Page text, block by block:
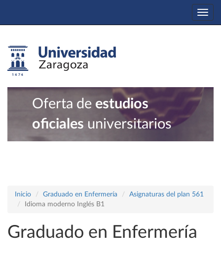
Oferta de estudios
oficiales universitarios
Inicio Graduado en Enfermería
Asignaturas del plan 561
Idioma moderno Inglés B1
Graduado en Enfermería